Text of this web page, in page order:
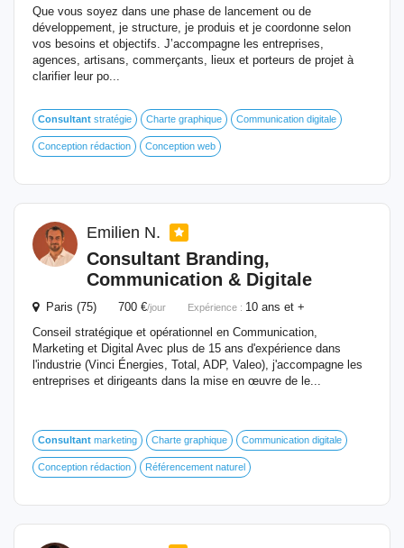
Que vous soyez dans une phase de lancement ou de
développement, je structure, je produis et je coordonne selon
vos besoins et objectifs. J’accompagne les entreprises,
agences, artisans, commerçants, lieux et porteurs de projet à
clarifier leur po...
Consultant stratégie Charte graphique Communication digitale
Conception rédaction Conception web
Emilien N.
Consultant Branding,
Communication & Digitale
Paris (75) 700 €/jour Expérience : 10 ans et +
Conseil stratégique et opérationnel en Communication,
Marketing et Digital Avec plus de 15 ans d'expérience dans
l'industrie (Vinci Énergies, Total, ADP, Valeo), j'accompagne les
entreprises et dirigeants dans la mise en œuvre de le...
Consultant marketing Charte graphique Communication digitale
Conception rédaction Référencement naturel